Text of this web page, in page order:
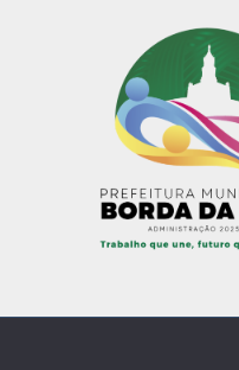
Prefeitura Municipal de